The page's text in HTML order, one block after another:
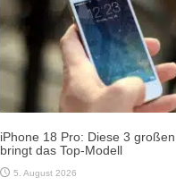
iPhone 18 Pro: Diese 3
bringt das Top-Modell
5. August 2026